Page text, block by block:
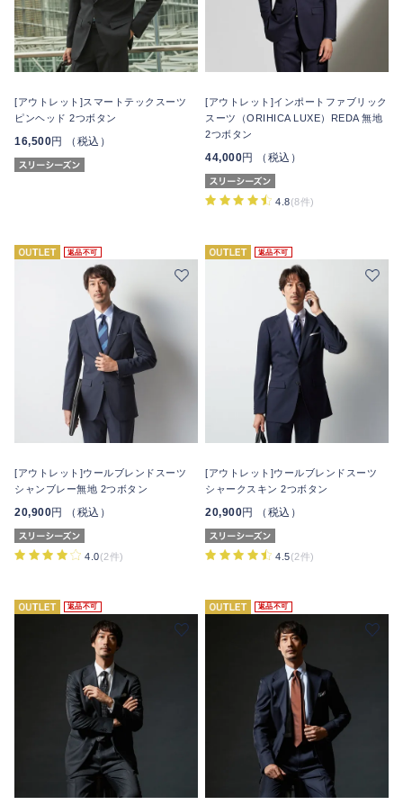
[アウトレット]スマートテックスーツ
ピンヘッド 2つボタン
16,500円 （税込）
[アウトレット]インポートファブリック
スーツ（ORIHICA LUXE）REDA 無地
2つボタン
44,000円 （税込）
4.8(8件)
返品不可
[アウトレット]ウールブレンドスーツ
シャンブレー無地 2つボタン
20,900円 （税込）
4.0(2件)
返品不可
[アウトレット]ウールブレンドスーツ
シャークスキン 2つボタン
20,900円 （税込）
4.5(2件)
返品不可 返品不可